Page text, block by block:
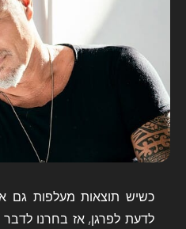
כשיש תוצאות מעלפות גם
לדעת לפרגן, אז בחרנו לדבר